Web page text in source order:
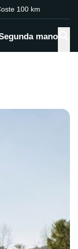
100 km
mano